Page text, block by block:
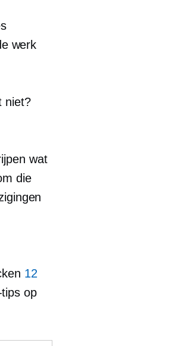
werk
niet?
wat
die
12
op